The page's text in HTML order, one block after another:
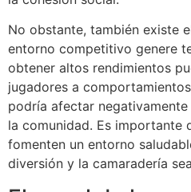
No obstante, también existe
entorno competitivo genere
obtener altos rendimientos
jugadores a
podría afectar
la comunidad. Es importante
fomenten un entorno
diversión y la camaradería